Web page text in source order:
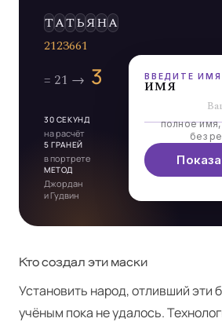
ЭЛЬДАР
30 СЕКУНД
на расчёт
5 ГРАНЕЙ
в портрете
МЕТОД
Джордан
и Гудвин
ВВЕДИТЕ ИМЯ
имя
полное имя,
без
Кто создал эти маски
Установить народ, отливший эти
учёным пока не удалось.